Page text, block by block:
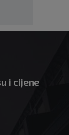
i cijene